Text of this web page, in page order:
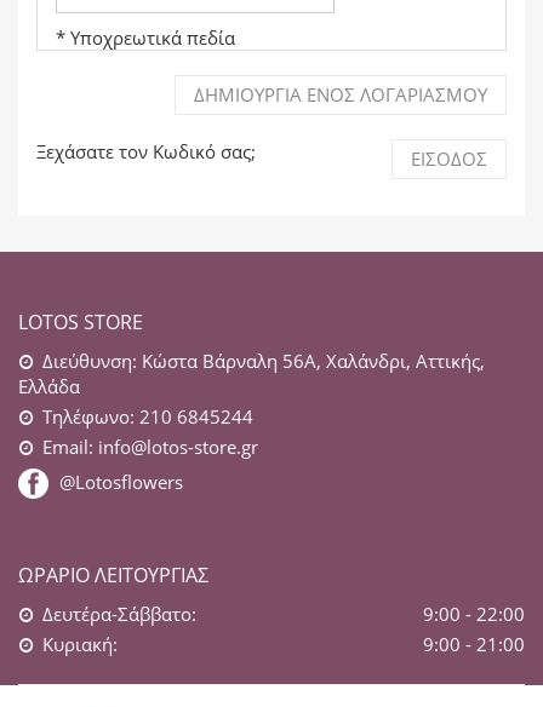
* Υποχρεωτικά πεδία
ΔΗΜΙΟΥΡΓΊΑ ΕΝΌΣ ΛΟΓΑΡΙΑΣΜΟΎ
Ξεχάσατε τον Κωδικό σας; ΕΊΣΟΔΟΣ
LOTOS STORE
Διεύθυνση: Κώστα Βάρναλη 56Α, Χαλάνδρι, Αττικής,
Ελλάδα
Τηλέφωνο: 210 6845244
Email: info@lotos-store.gr
@Lotosflowers
ΩΡΆΡΙΟ ΛΕΙΤΟΥΡΓΊΑΣ
Δευτέρα-Σάββατο:
9:00 - 22:00
Κυριακή:
9:00 - 21:00